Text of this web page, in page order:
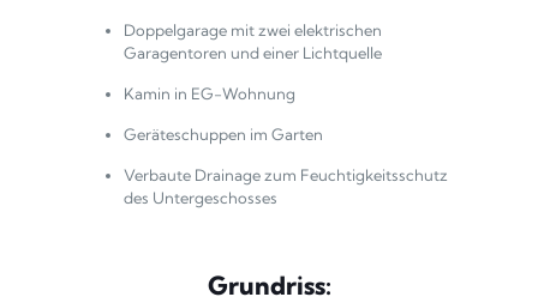
Doppelgarage mit zwei elektrischen
Garagentoren und einer Lichtquelle
Kamin in EG-Wohnung
Geräteschuppen im Garten
Verbaute Drainage zum Feuchtigkeitsschutz
des Untergeschosses
Grundriss: